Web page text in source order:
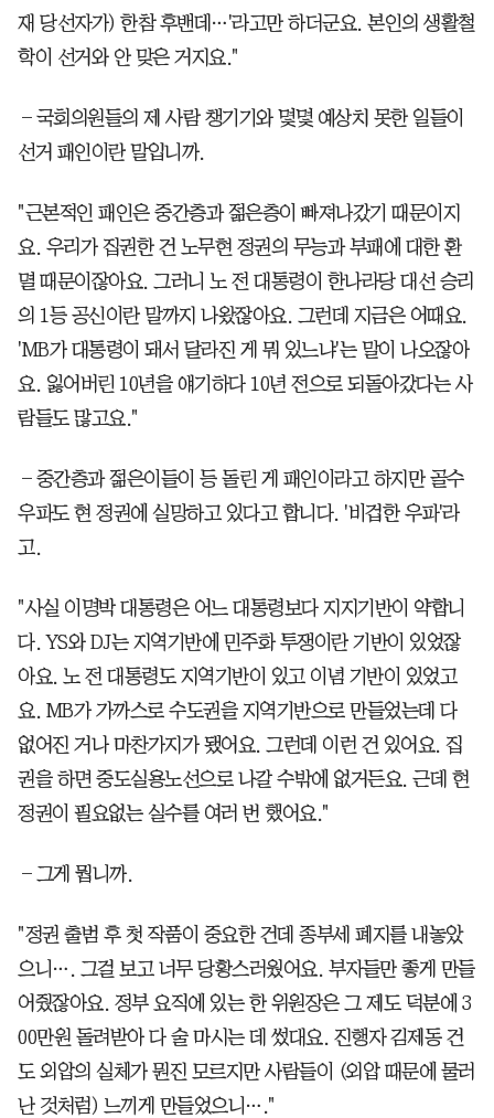
재 당선자가) 한참 후밴데…'라고만 하더군요. 본인의 생활철
학이 선거와 안 맞은 거지요."
―국회의원들의 제 사람 챙기기와 몇몇 예상치 못한 일들이
선거 패인이란 말입니까.
"근본적인 패인은 중간층과 젊은층이 빠져나갔기 때문이지
요. 우리가 집권한 건 노무현 정권의 무능과 부패에 대한 환
멸 때문이잖아요. 그러니 노 전 대통령이 한나라당 대선 승리
의 1등 공신이란 말까지 나왔잖아요. 그런데 지금은 어때요.
'MB가 대통령이 돼서 달라진 게 뭐 있느냐'는 말이 나오잖아
요. 잃어버린 10년을 얘기하다 10년 전으로 되돌아갔다는 사
람들도 많고요."
―중간층과 젊은이들이 등 돌린 게 패인이라고 하지만 골수
우파도 현 정권에 실망하고 있다고 합니다. '비겁한 우파'라
고.
"사실 이명박 대통령은 어느 대통령보다 지지기반이 약합니
다. YS와 DJ는 지역기반에 민주화 투쟁이란 기반이 있었잖
아요. 노 전 대통령도 지역기반이 있고 이념 기반이 있었고
요. MB가 가까스로 수도권을 지역기반으로 만들었는데 다
없어진 거나 마찬가지가 됐어요. 그런데 이런 건 있어요. 집
권을 하면 중도실용노선으로 나갈 수밖에 없거든요. 근데 현
정권이 필요없는 실수를 여러 번 했어요."
―그게 뭡니까.
"정권 출범 후 첫 작품이 중요한 건데 종부세 폐지를 내놓았
으니…. 그걸 보고 너무 당황스러웠어요. 부자들만 좋게 만들
어줬잖아요. 정부 요직에 있는 한 위원장은 그 제도 덕분에 3
00만원 돌려받아 다 술 마시는 데 썼대요. 진행자 김제동 건
도 외압의 실체가 뭔진 모르지만 사람들이 (외압 때문에 물러
난 것처럼) 느끼게 만들었으니…."